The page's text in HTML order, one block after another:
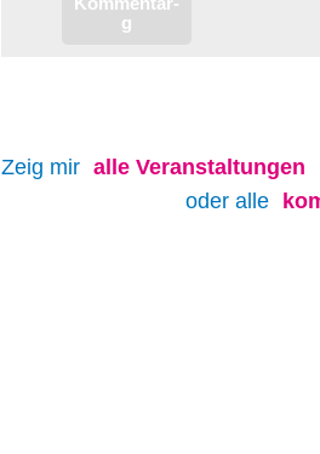
Zeig mir alle Veranstaltungen
oder alle